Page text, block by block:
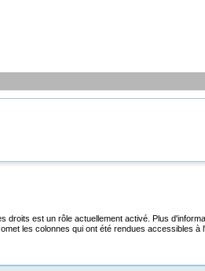
droits est un rôle actuellement activé. Plus
les colonnes qui ont été rendues accessibles